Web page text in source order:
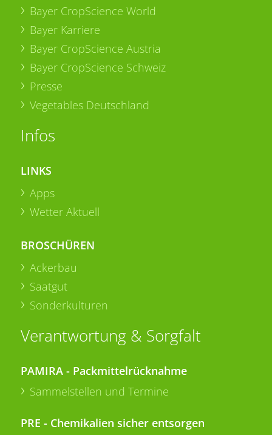
Bayer CropScience World
Bayer Karriere
Bayer CropScience Austria
Bayer CropScience Schweiz
Presse
Vegetables Deutschland
Infos
LINKS
Apps
Wetter Aktuell
BROSCHÜREN
Ackerbau
Saatgut
Sonderkulturen
Verantwortung & Sorgfalt
PAMIRA - Packmittelrücknahme
Sammelstellen und Termine
PRE - Chemikalien sicher entsorgen